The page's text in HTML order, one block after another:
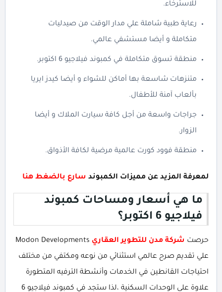
للاسترخاء.
رعاية طبية شاملة علي مدار الوقت من صيدليات
متكاملة و أيضا مستشفي عالمي.
منطقة تسوق متكاملة في كمبوند فيلاجيو 6 اكتوبر.
متنزهات شاسعة بها أماكن للشواء و أيضا كيدز ايريا
بألعاب آمنة للأطفال.
جراجات واسعة من أجل كافة سيارت الملاك و أيضا
الزوار.
منطقة فوود كورت عالمية مرضية لكافة الأذواق.
لمعرفة المزيد عن مميزات الكمبوند سارع بالضغط هنا
ما هي أسعار ومساحات كمبوند
فيلاجيو 6 اكتوبر؟
حرصت شركة مدن للتطوير العقاري Modon Developments
علي تقديم صرح عالمي استثنائي من نوعه ومكتفي من مختلف
احتياجات القانطين في الخدمات وأنشطة الترفيه المتطورة
علاوة على الوحدات السكنية ،لذا ستجد في كمبوند فيلاجيو 6